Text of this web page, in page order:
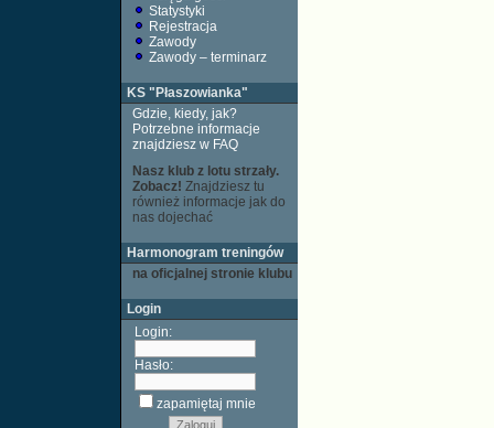
Statystyki
Rejestracja
Zawody
Zawody – terminarz
KS "Płaszowianka"
Gdzie, kiedy, jak?
Potrzebne informacje
znajdziesz w FAQ
Nasz klub z lotu strzały.
Zobacz! Znajdziesz tu
również informacje jak do
nas dojechać
Harmonogram treningów
na oficjalnej stronie klubu
Login
Login:
Hasło:
zapamiętaj mnie